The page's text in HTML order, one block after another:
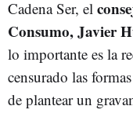
Cadena Ser, el
Consumo, Javier
lo importante es la
censurado las
de plantear un